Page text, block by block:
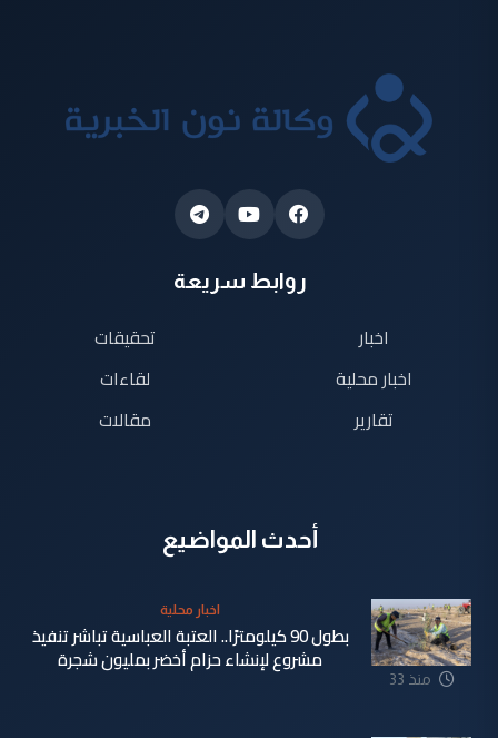
روابط سريعة
اخبار
اخبار محلية
تقارير
تحقيقات
لقاءات
مقالات
أحدث المواضيع
منذ 33
اخبار محلية
بطول 90 كيلومترًا.. العتبة العباسية تباشر تنفيذ
مشروع لإنشاء حزام أخضر بمليون شجرة